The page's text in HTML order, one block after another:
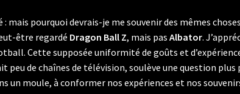
mais pourquoi devrais-je me souvenir des mêmes choses
être regardé Dragon Ball Z, mais pasAlbator.
Cette supposée uniformité de goûts et
peu de chaînes de télévision, soulève une question
un moule, à conformer nos expériences et nos